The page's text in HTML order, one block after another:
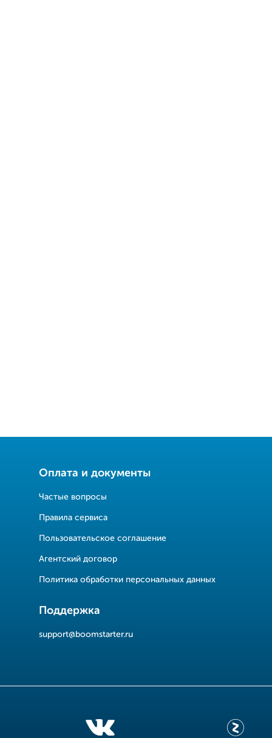
Оплата и документы
Частые вопросы
Правила сервиса
Пользовательское соглашение
Агентский договор
Политика обработки персональных данных
Поддержка
support@boomstarter.ru